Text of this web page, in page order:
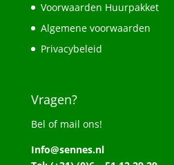
Voorwaarden Huurpakket
Algemene voorwaarden
Privacybeleid
Vragen?
Bel of mail ons!
Info@sennes.nl